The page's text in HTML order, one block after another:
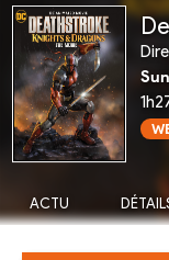
ACTU